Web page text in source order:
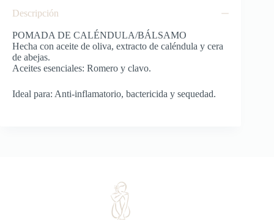
Descripción
POMADA DE CALÉNDULA/BÁLSAMO
Hecha con aceite de oliva, extracto de caléndula y cera
de abejas.
Aceites esenciales: Romero y clavo.
Ideal para: Anti-inflamatorio, bactericida y sequedad.